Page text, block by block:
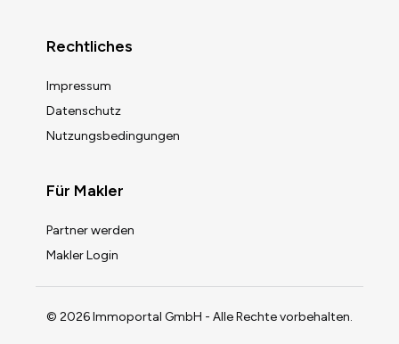
Rechtliches
Impressum
Datenschutz
Nutzungsbedingungen
Für Makler
Partner werden
Makler Login
© 2026 Immoportal GmbH - Alle Rechte vorbehalten.